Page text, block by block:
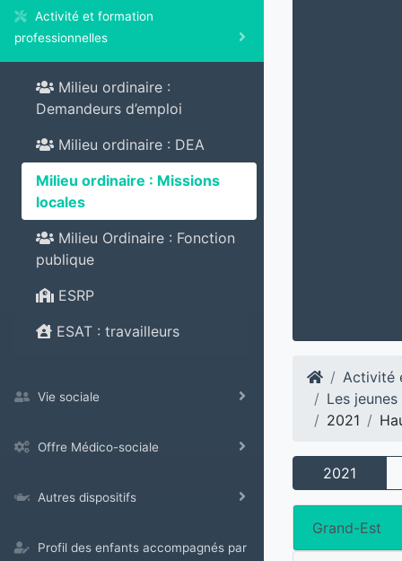
Activité et formation
professionnelles
Milieu ordinaire :
Demandeurs d’emploi
Milieu ordinaire : DEA
Milieu ordinaire : Missions
locales
Milieu Ordinaire : Fonction
publique
ESRP
ESAT : travailleurs
Vie sociale
Offre Médico-sociale
Autres dispositifs
Profil des enfants accompagnés par
Activité
Les
2021
2021
Grand-Est